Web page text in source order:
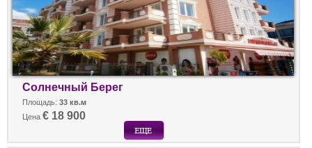
Солнечный Берег
Площадь: 33 кв.м
Цена € 18 900